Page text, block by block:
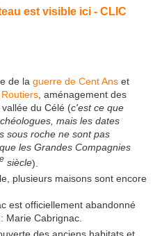
est visible ici - CLIC
de la guerre de Cent Ans et
, aménagement des
du Célé (c'est ce que
mais les dates
sous roche ne sont pas
les Grandes Compagnies
siècle).
plusieurs maisons sont encore
est officiellement abandonné
Marie Cabrignac.
des anciens habitats et